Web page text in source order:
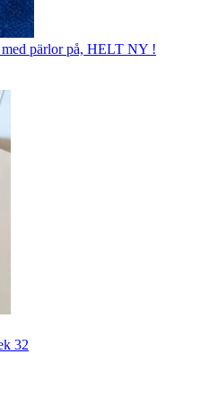
pärlor på, HELT NY !
32